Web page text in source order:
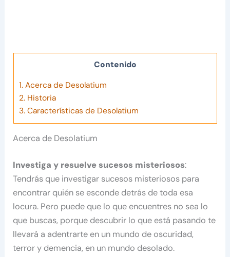
Contenido
1.Acerca de Desolatium
2.Historia
3.Características de Desolatium
Acerca de Desolatium
Investiga y resuelve sucesos misteriosos:
Tendrás que investigar sucesos misteriosos para
encontrar quién se esconde detrás de toda esa
locura. Pero puede que lo que encuentres no sea lo
que buscas, porque descubrir lo que está pasando te
llevará a adentrarte en un mundo de oscuridad,
terror y demencia, en un mundo desolado.